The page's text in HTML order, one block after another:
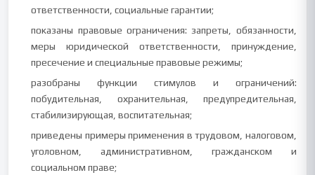
ответственности, социальные гарантии;
показаны правовые ограничения: запреты, обязанности,
меры юридической ответственности, принуждение,
пресечение и специальные правовые режимы;
разобраны функции стимулов и ограничений:
побудительная, охранительная, предупредительная,
стабилизирующая, воспитательная;
приведены примеры применения в трудовом, налоговом,
уголовном, административном, гражданском и
социальном праве;